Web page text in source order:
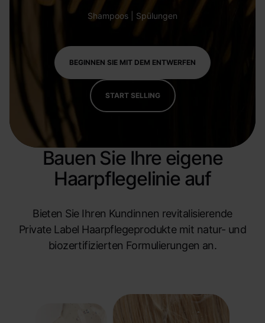
Shampoos | Spülungen
BEGINNEN SIE MIT DEM ENTWERFEN
START SELLING
Bauen Sie Ihre eigene
Haarpflegelinie auf
Bieten Sie Ihren Kundinnen revitalisierende
Private Label Haarpflegeprodukte mit natur- und
biozertifizierten Formulierungen an.